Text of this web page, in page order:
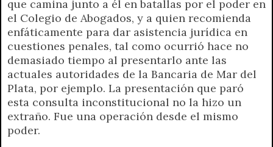
que camina junto a él en batallas por el poder en
el Colegio de Abogados, y a quien recomienda
enfáticamente para dar asistencia jurídica en
cuestiones penales, tal como ocurrió hace no
demasiado tiempo al presentarlo ante las
actuales autoridades de la Bancaria de Mar del
Plata, por ejemplo. La presentación que paró
esta consulta inconstitucional no la hizo un
extraño. Fue una operación desde el mismo
poder.